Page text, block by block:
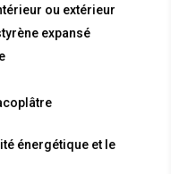
ou extérieur
expansé
énergétique et le